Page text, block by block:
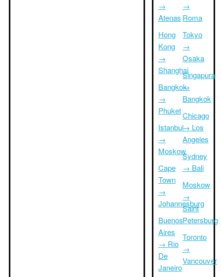
→
Atenas
Hong
Kong
→
Shanghai
Bangkok
→
Phuket
Istanbul
→
Moskow
Cape
Town
→
Johannesburg
Buenos
Aires
→ Rio
De
Janeiro
→
Roma
Tokyo
→
Osaka
Singapura
→
Bangkok
Chicago
→ Los
Angeles
Sydney
→ Bali
Moskow
→
Saint
Petersburg
Toronto
→
Vancouver